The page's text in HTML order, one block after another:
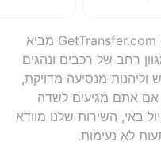
the
I
כשמדובר במוניות בזקינתוס שביוון, GetTransfer.com מביא
רחב של רכבים ונהגים
וליהנות מנסיעה מדויקת,
אם אתם מגיעים לשדה
באי, השירות שלנו מוודא
לא נעימות.